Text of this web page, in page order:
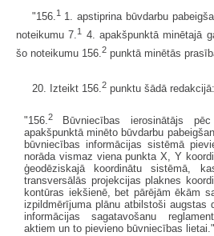
"156.1 1. apstiprina būvdarbu
noteikumu 7.1
4. apakšpunktā minētajā
šo noteikumu 156.2 punktā minētās
20. Izteikt 156.2 punktu šādā redakcijā:
"156.2 Būvniecības ierosinātājs
apakšpunktā minēto būvdarbu
būvniecības informācijas sistēmā
norāda vismaz viena punkta X, Y
ģeodēziskajā koordinātu sistēmā,
transversālās projekcijas plaknes
kontūras iekšienē, bet pārējām ēkām
izpildmērījuma plānu atbilstoši augstas
informācijas sagatavošanu
aktiem un to pievieno būvniecības lietai."